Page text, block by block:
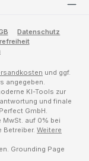
Datenschutz
und ggf.
angegeben.
KI-Tools zur
und finale
GmbH.
MwSt. auf 0% bei
Betreiber. Weitere
Grounding Page